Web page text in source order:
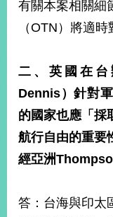
告
權
保
及
資
安
策
有關本案相關細
（OTN）將適時
二、英國在
Dennis）針對
的國家也應「採
航行自由的重要
經亞洲
答：台海與印太